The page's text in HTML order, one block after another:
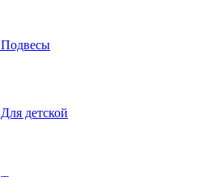
Подвесы
Для детской